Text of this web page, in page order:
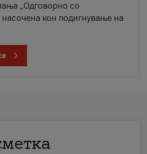
„Одговорно со
насочена кон подигнување на